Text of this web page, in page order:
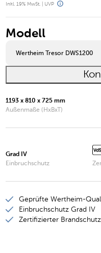
Inkl. 19% MwSt. | UVP
Modell
Wertheim Tresor DWS1200
Wertheim Tresor DWS0850
Wertheim Tresor DWS1600
Wertheim Tresor DWS1903
Wertheim Tresor DWS1902
1193 x 810 x 725 mm
Außenmaße (HxBxT)
Grad IV
Einbruchschutz
Geprüfte Wertheim-
Einbruchschutz Grad IV
Zertifizierter